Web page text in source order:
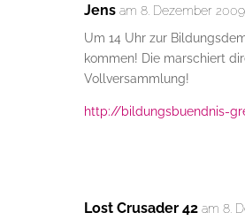
Jens am 8. Dezember 2009
Um 14 Uhr zur
kommen! Die marschiert
Vollversammlung!
http://bildungsbuendnis-
Lost Crusader 42 am 8.